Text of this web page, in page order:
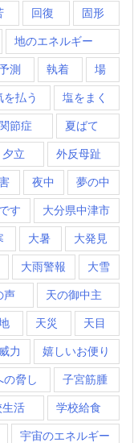
回復 固形
地のエネルギー
測 執着 場
払う 塩をまく
節症 夏ばて
夕立 外反母趾
夜中 夢の中
す 大分県中津市
大暑 大発見
大雨警報 大雪
声 天の御中主
天災 天目
威力 嬉しいお便り
の脅し 子宮筋腫
生活 学校給食
宇宙のエネルギー